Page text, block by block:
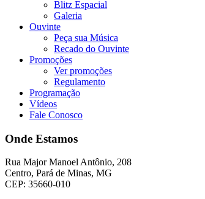
Blitz Espacial
Galeria
Ouvinte
Peça sua Música
Recado do Ouvinte
Promoções
Ver promoções
Regulamento
Programação
Vídeos
Fale Conosco
Onde Estamos
Rua Major Manoel Antônio, 208
Centro, Pará de Minas, MG
CEP: 35660-010